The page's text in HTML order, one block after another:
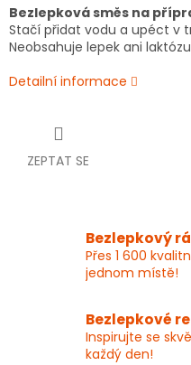
Bezlepková směs na
Stačí přidat vodu a upéct v
Neobsahuje lepek ani
Detailní informace
ZEPTAT SE
Bezlepkový
Přes 1 600
jednom místě!
Bezlepkové
Inspirujte se
každý den!